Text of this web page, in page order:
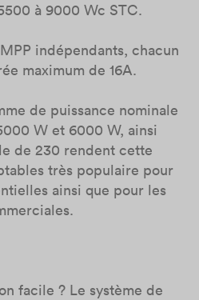
à 9000 Wc STC.
indépendants, chacun
maximum de 16A.
de puissance nominale
W et 6000 W, ainsi
de 230 rendent cette
très populaire pour
ainsi que pour les
facile ? Le système de